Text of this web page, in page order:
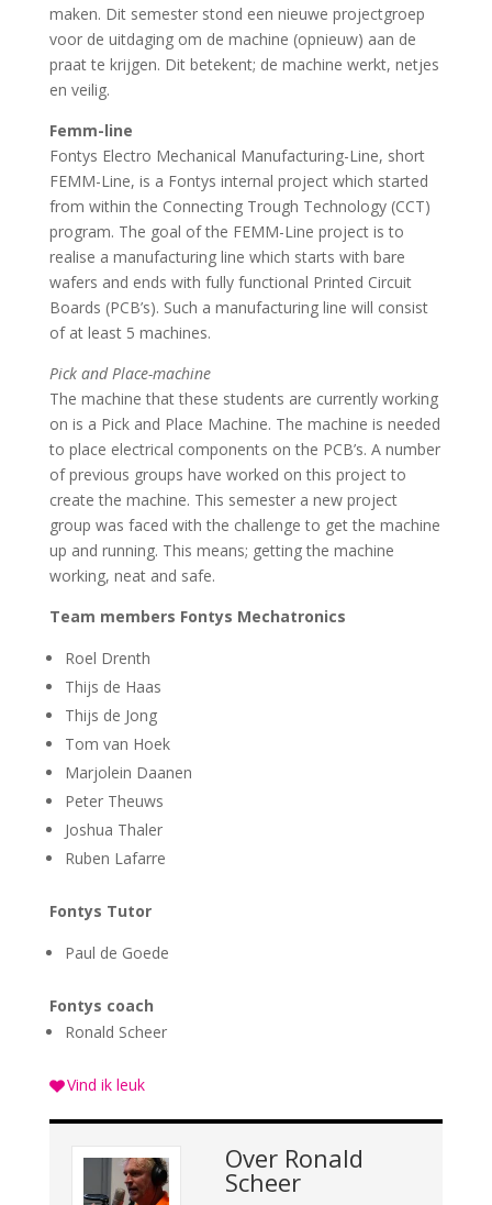
maken. Dit semester stond een nieuwe projectgroep
voor de uitdaging om de machine (opnieuw) aan de
praat te krijgen. Dit betekent; de machine werkt, netjes
en veilig.
Femm-line
Fontys Electro Mechanical Manufacturing-Line, short
FEMM-Line, is a Fontys internal project which started
from within the Connecting Trough Technology (CCT)
program. The goal of the FEMM-Line project is to
realise a manufacturing line which starts with bare
wafers and ends with fully functional Printed Circuit
Boards (PCB’s). Such a manufacturing line will consist
of at least 5 machines.
Pick and Place-machine
The machine that these students are currently working
on is a Pick and Place Machine. The machine is needed
to place electrical components on the PCB’s. A number
of previous groups have worked on this project to
create the machine. This semester a new project
group was faced with the challenge to get the machine
up and running. This means; getting the machine
working, neat and safe.
Team members Fontys Mechatronics
Roel Drenth
Thijs de Haas
Thijs de Jong
Tom van Hoek
Marjolein Daanen
Peter Theuws
Joshua Thaler
Ruben Lafarre
Fontys Tutor
Paul de Goede
Fontys coach
Ronald Scheer
Vind ik leuk
Over Ronald
Scheer